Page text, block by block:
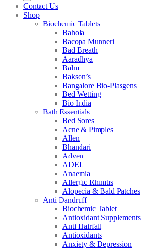
Contact Us
Shop
Biochemic Tablets
Bahola
Bacopa Munneri
Bad Breath
Aaradhya
Balm
Bakson’s
Bangalore Bio-Plasgens
Bed Wetting
Bio India
Bath Essentials
Bed Sores
Acne & Pimples
Allen
Bhandari
Adven
ADEL
Anaemia
Allergic Rhinitis
Alopecia & Bald Patches
Anti Dandruff
Biochemic Tablet
Antioxidant Supplements
Anti Hairfall
Antioxidants
Anxiety & Depression